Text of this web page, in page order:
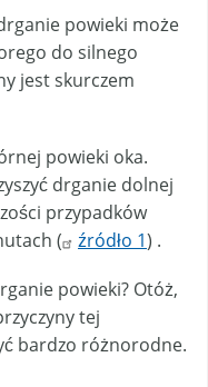
powieki może
do silnego
jest skurczem
powieki oka.
drganie dolnej
przypadków
(
źródło 1) .
powieki? Otóż,
tej
bardzo różnorodne.